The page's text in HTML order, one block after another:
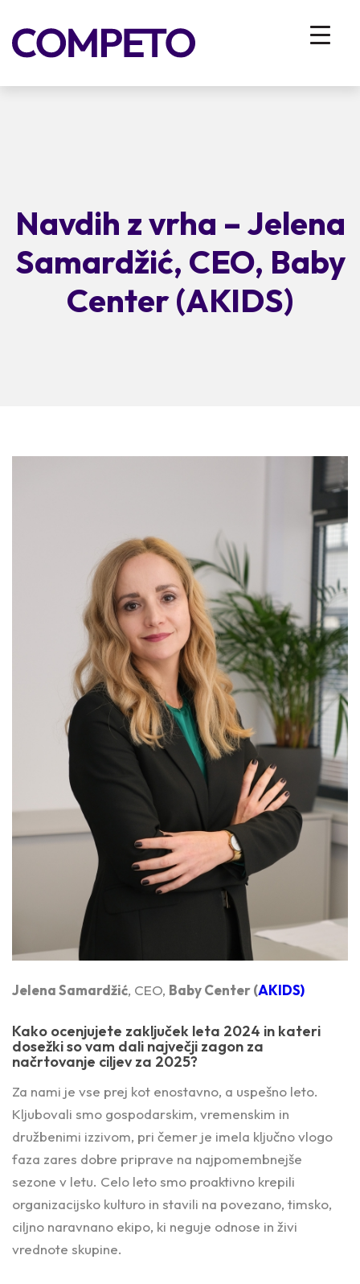
Navdih z vrha – Jelena
Samardžić, CEO, Baby
Center (AKIDS)
Jelena Samardžić, CEO, Baby Center (AKIDS)
Kako ocenjujete zaključek leta 2024 in kateri
dosežki so vam dali največji zagon za
načrtovanje ciljev za 2025?
Za nami je vse prej kot enostavno, a uspešno leto.
Kljubovali smo gospodarskim, vremenskim in
družbenimi izzivom, pri čemer je imela ključno vlogo
faza zares dobre priprave na najpomembnejše
sezone v letu. Celo leto smo proaktivno krepili
organizacijsko kulturo in stavili na povezano, timsko,
ciljno naravnano ekipo, ki neguje odnose in živi
vrednote skupine.